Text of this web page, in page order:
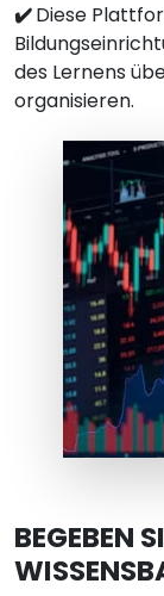
✔️Diese
des Lernens
organisieren.
BEGEBEN